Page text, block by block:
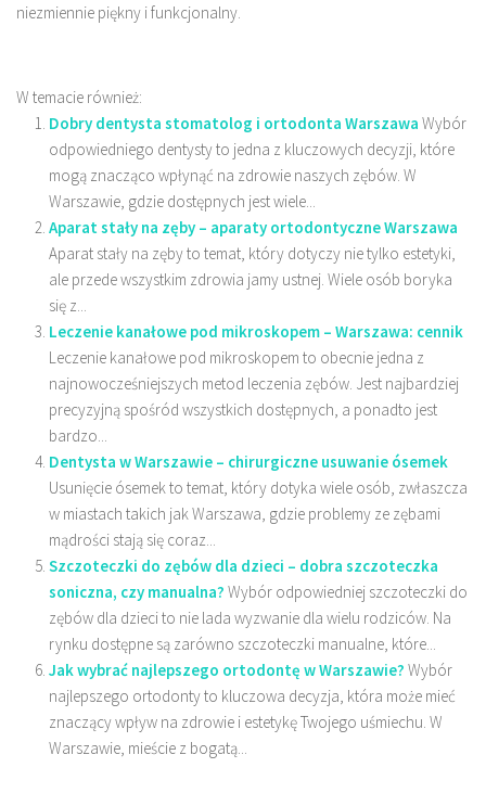
niezmiennie piękny i funkcjonalny.
W temacie również:
Dobry dentysta stomatolog i ortodonta Warszawa Wybór
odpowiedniego dentysty to jedna z kluczowych decyzji, które
mogą znacząco wpłynąć na zdrowie naszych zębów. W
Warszawie, gdzie dostępnych jest wiele...
Aparat stały na zęby – aparaty ortodontyczne Warszawa
Aparat stały na zęby to temat, który dotyczy nie tylko estetyki,
ale przede wszystkim zdrowia jamy ustnej. Wiele osób boryka
się z...
Leczenie kanałowe pod mikroskopem – Warszawa: cennik
Leczenie kanałowe pod mikroskopem to obecnie jedna z
najnowocześniejszych metod leczenia zębów. Jest najbardziej
precyzyjną spośród wszystkich dostępnych, a ponadto jest
bardzo...
Dentysta w Warszawie – chirurgiczne usuwanie ósemek
Usunięcie ósemek to temat, który dotyka wiele osób, zwłaszcza
w miastach takich jak Warszawa, gdzie problemy ze zębami
mądrości stają się coraz...
Szczoteczki do zębów dla dzieci – dobra szczoteczka
soniczna, czy manualna? Wybór odpowiedniej szczoteczki do
zębów dla dzieci to nie lada wyzwanie dla wielu rodziców. Na
rynku dostępne są zarówno szczoteczki manualne, które...
Jak wybrać najlepszego ortodontę w Warszawie? Wybór
najlepszego ortodonty to kluczowa decyzja, która może mieć
znaczący wpływ na zdrowie i estetykę Twojego uśmiechu. W
Warszawie, mieście z bogatą...